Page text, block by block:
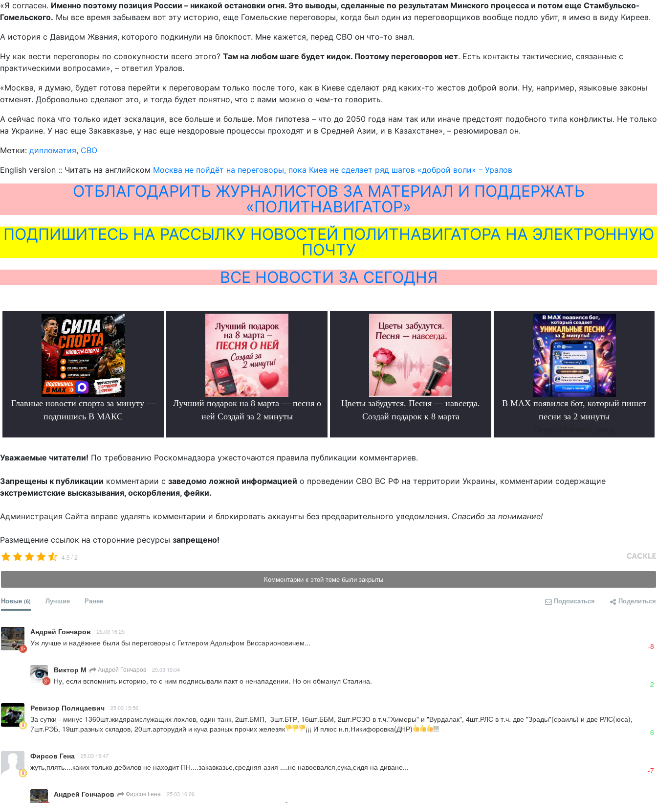
«Я согласен. Именно поэтому позиция России – никакой остановки огня. Это выводы, сделанные по результатам Минского процесса и потом еще Стамбульско-
Гомельского. Мы все время забываем вот эту историю, еще Гомельские переговоры, когда был один из переговорщиков вообще подло убит, я имею в виду Киреев.
А история с Давидом Жвания, которого подкинули на блокпост. Мне кажется, перед СВО он что-то знал.
Ну как вести переговоры по совокупности всего этого? Там на любом шаге будет кидок. Поэтому переговоров нет. Есть контакты тактические, связанные с
практическими вопросами», – ответил Уралов.
«Москва, я думаю, будет готова перейти к переговорам только после того, как в Киеве сделают ряд каких-то жестов доброй воли. Ну, например, языковые законы
отменят. Добровольно сделают это, и тогда будет понятно, что с вами можно о чем-то говорить.
А сейчас пока что только идет эскалация, все больше и больше. Моя гипотеза – что до 2050 года нам так или иначе предстоят подобного типа конфликты. Не только
на Украине. У нас еще Закавказье, у нас еще нездоровые процессы проходят и в Средней Азии, и в Казахстане», – резюмировал он.
Метки: дипломатия, СВО
English version :: Читать на английском Москва не пойдёт на переговоры, пока Киев не сделает ряд шагов «доброй воли» – Уралов
ОТБЛАГОДАРИТЬ ЖУРНАЛИСТОВ ЗА МАТЕРИАЛ И ПОДДЕРЖАТЬ
«ПОЛИТНАВИГАТОР»
ПОДПИШИТЕСЬ НА РАССЫЛКУ НОВОСТЕЙ ПОЛИТНАВИГАТОРА НА ЭЛЕКТРОННУЮ
ПОЧТУ
ВСЕ НОВОСТИ ЗА СЕГОДНЯ
Главные новости спорта за минуту —
подпишись В МАКС
Лучший подарок на 8 марта — песня о
ней Создай за 2 минуты
Цветы забудутся. Песня — навсегда.
Создай подарок к 8 марта
В MAX появился бот, который пишет
песни за 2 минуты
Уважаемые читатели! По требованию Роскомнадзора ужесточаются правила публикации комментариев.
Запрещены к публикации комментарии с заведомо ложной информацией о проведении СВО ВС РФ на территории Украины, комментарии содержащие
экстремистские высказывания, оскорбления, фейки.
Администрация Сайта вправе удалять комментарии и блокировать аккаунты без предварительного уведомления. Спасибо за понимание!
Размещение ссылок на сторонние ресурсы запрещено!
4.5 /2
Комментарии к этой теме были закрыты
Новые (6) Лучшие Ранее Подписаться Поделиться
Андрей Гончаров 25.03 16:25
Уж лучше и надёжнее были бы переговоры с Гитлером Адольфом Виссарионовичем... -8
Виктор М Андрей Гончаров 25.03 19:04
Ну, если вспомнить историю, то с ним подписывали пакт о ненападении. Но он обманул Сталина. 2
Ревизор Полицаевич 25.03 15:56
За сутки - минус 1360шт.жидярамслужащих лохлов, один танк, 2шт.БМП,  3шт.БТР, 16шт.ББМ, 2шт.РСЗО в т.ч."Химеры" и "Вурдалак", 4шт.РЛС в т.ч. две "Зрады"(сраиль) и две РЛС(юса),
7шт.РЭБ, 19шт.разных складов, 20шт.арторудий и куча разных прочих железяк
¡¡¡ И плюс н.п.Никифоровка(ДНР) !!! 6
Фирсов Гена 25.03 15:47
жуть,плять....каких только дебилов не находит ПН....закавказье,средняя азия ....не навоевался,сука,сидя на диване... -7
Андрей Гончаров Фирсов Гена 25.03 16:26